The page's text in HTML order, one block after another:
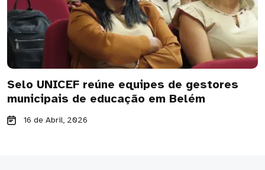
Selo UNICEF reúne equipes de gestores
municipais de educação em Belém
16 de Abril, 2026